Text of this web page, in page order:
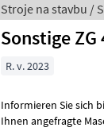
Stroje na stavbu /
Sonstige ZG
R. v. 2023
Informieren Sie sich
Ihnen angefragte